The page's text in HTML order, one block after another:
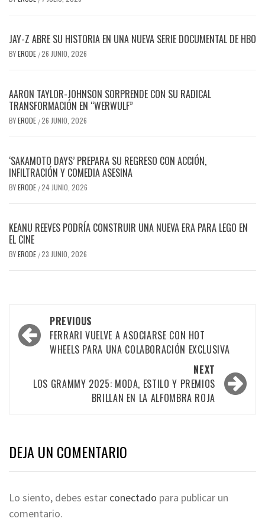
JAY-Z ABRE SU HISTORIA EN UNA NUEVA SERIE DOCUMENTAL DE HBO
BYERODE /26 JUNIO, 2026
AARON TAYLOR-JOHNSON SORPRENDE CON SU RADICAL
TRANSFORMACIÓN EN “WERWULF”
BYERODE /26 JUNIO, 2026
‘SAKAMOTO DAYS’ PREPARA SU REGRESO CON ACCIÓN,
INFILTRACIÓN Y COMEDIA ASESINA
BYERODE /24 JUNIO, 2026
KEANU REEVES PODRÍA CONSTRUIR UNA NUEVA ERA PARA LEGO EN
EL CINE
BYERODE /23 JUNIO, 2026
PREVIOUS
FERRARI VUELVE A ASOCIARSE CON HOT
WHEELS PARA UNA COLABORACIÓN EXCLUSIVA
NEXT
LOS GRAMMY 2025: MODA, ESTILO Y PREMIOS
BRILLAN EN LA ALFOMBRA ROJA
DEJA UN COMENTARIO
Lo siento, debes estar conectado para publicar un
comentario.